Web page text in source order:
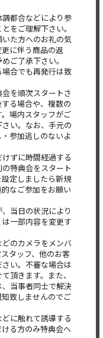
都合などにより参
をご理解下さい。
た方へのお礼の気
に伴う商品の返
ご了承下さい。
合でも再発行は致
を順次スタートさ
る場合や、複数の
場内スタッフがご
い。なお、手元の
参加逃しのないよ
ずに時間経過する
特典会をスタート
定しましたら新規
なご参加をお願い
当日の状況により
一部内容を変更す
のカメラをメンバ
タッフ、他のお客
い。不審な場合は
頂きます。また、
当事者同士で解決
致しませんのでご
に触れて誘導する
る方のみ特典会へ